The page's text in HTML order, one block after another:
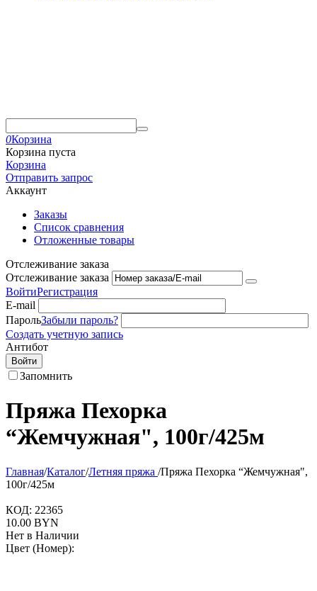
0Корзина
Корзина пуста
Корзина
Отправить запрос
Аккаунт
Заказы
Список сравнения
Отложенные товары
Отслеживание заказа
Отслеживание заказа
ВойтиРегистрация
E-mail
ПарольЗабыли пароль?
Создать учетную запись
Антибот
Войти
Запомнить
Пряжа Пехорка
“Жемчужная", 100г/425м
Главная/Каталог/Летняя пряжа /Пряжа Пехорка “Жемчужная",
100г/425м
КОД: 22365
10.00 BYN
Нет в Наличии
Цвет (Номер):